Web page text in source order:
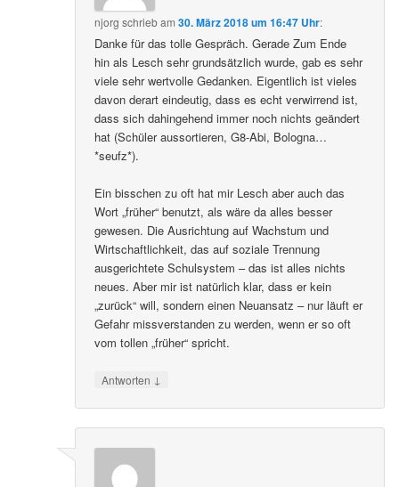
njorg schriebam30. März 2018 um 16:47 Uhr:
Danke für das tolle Gespräch. Gerade Zum Ende
hin als Lesch sehr grundsätzlich wurde, gab es sehr
viele sehr wertvolle Gedanken. Eigentlich ist vieles
davon derart eindeutig, dass es echt verwirrend ist,
dass sich dahingehend immer noch nichts geändert
hat (Schüler aussortieren, G8-Abi, Bologna…
*seufz*).
Ein bisschen zu oft hat mir Lesch aber auch das
Wort „früher“ benutzt, als wäre da alles besser
gewesen. Die Ausrichtung auf Wachstum und
Wirtschaftlichkeit, das auf soziale Trennung
ausgerichtete Schulsystem – das ist alles nichts
neues. Aber mir ist natürlich klar, dass er kein
„zurück“ will, sondern einen Neuansatz – nur läuft er
Gefahr missverstanden zu werden, wenn er so oft
vom tollen „früher“ spricht.
Antworten ↓